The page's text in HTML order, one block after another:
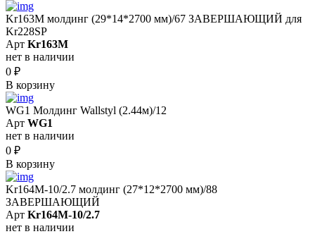
Kr163M молдинг (29*14*2700 мм)/67 ЗАВЕРШАЮЩИЙ для
Kr228SP
Арт Kr163M
нет в наличии
0 ₽
В корзину
WG1 Молдинг Wallstyl (2.44м)/12
Арт WG1
нет в наличии
0 ₽
В корзину
Kr164M-10/2.7 молдинг (27*12*2700 мм)/88
ЗАВЕРШАЮЩИЙ
Арт Kr164M-10/2.7
нет в наличии